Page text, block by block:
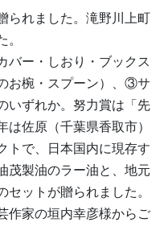
られました。滝野川上町
。
ー・しおり・ブックス
お椀・スプーン）、③サ
いずれか。努力賞は「先
佐原（千葉県香取市）
トで、日本国内に現存す
茂製油のラー油と、地元
ットが贈られました。
作家の垣内幸彦様からご